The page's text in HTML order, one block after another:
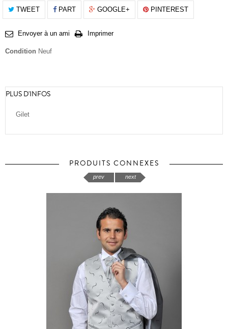
TWEET PART GOOGLE+ PINTEREST
Envoyer à un ami Imprimer
Condition Neuf
PLUS D'INFOS
Gilet
PRODUITS CONNEXES
prev next